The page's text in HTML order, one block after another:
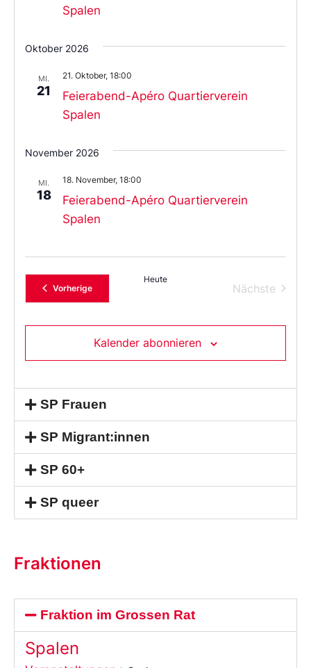
Spalen
Oktober 2026
MI.
21
Feierabend-Apéro Quartierverein
Spalen
21. Oktober, 18:00
November 2026
MI.
18
Feierabend-Apéro Quartierverein
Spalen
18. November, 18:00
VorherigeVeranstaltungen
Heute
Nächste
Kalender abonnieren
SP Frauen
SP Migrant:innen
SP 60+
SP queer
Fraktionen
Fraktion im Grossen Rat
Spalen